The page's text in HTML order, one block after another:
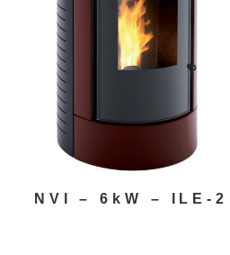
NVI – 6kW – ILE-2